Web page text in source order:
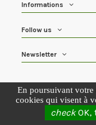
Informations
Follow us
Newsletter
En poursuivant
cookies qui visent à
checkOK,